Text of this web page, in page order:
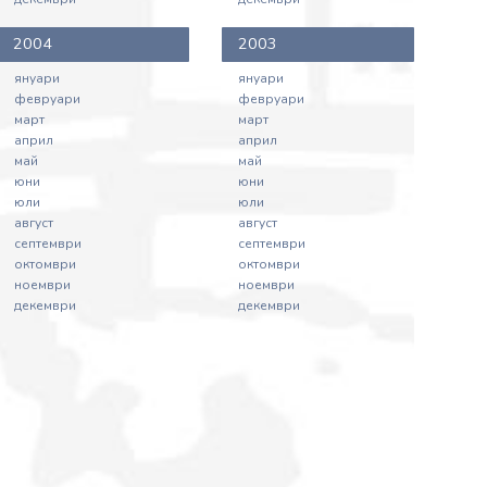
2004
януари
февруари
март
април
май
юни
юли
август
септември
октомври
ноември
декември
2003
януари
февруари
март
април
май
юни
юли
август
септември
октомври
ноември
декември